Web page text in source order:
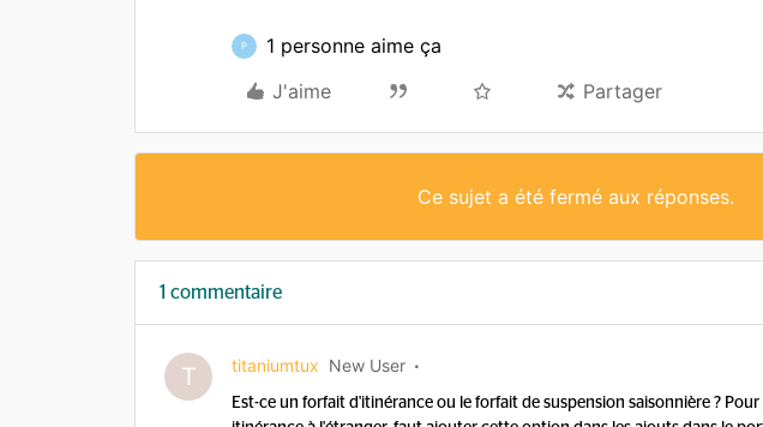
P
1 personne aime ça
J'aime
Partager
Ce sujet a été fermé aux réponses.
1 commentaire
T titaniumtux New User
Est-ce un forfait d'itinérance ou le forfait de suspension saisonnière ?